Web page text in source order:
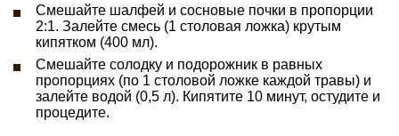
Смешайте шалфей и сосновые почки в пропорции
2:1. Залейте смесь (1 столовая ложка) крутым
кипятком (400 мл).
Смешайте солодку и подорожник в равных
пропорциях (по 1 столовой ложке каждой травы) и
залейте водой (0,5 л). Кипятите 10 минут, остудите и
процедите.